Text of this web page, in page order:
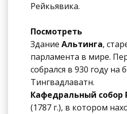
Рейкьявика.
Посмотреть
Здание Альтинга,
парламента в мире.
собрался в 930 году на
Тингвадлаватн.
Кафедральный собор
(1787 г.), в котором